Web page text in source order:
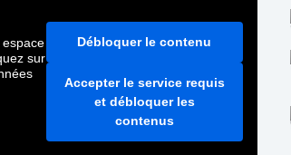
sur
Débloquer le contenu
Accepter le service requis
et débloquer les
contenus